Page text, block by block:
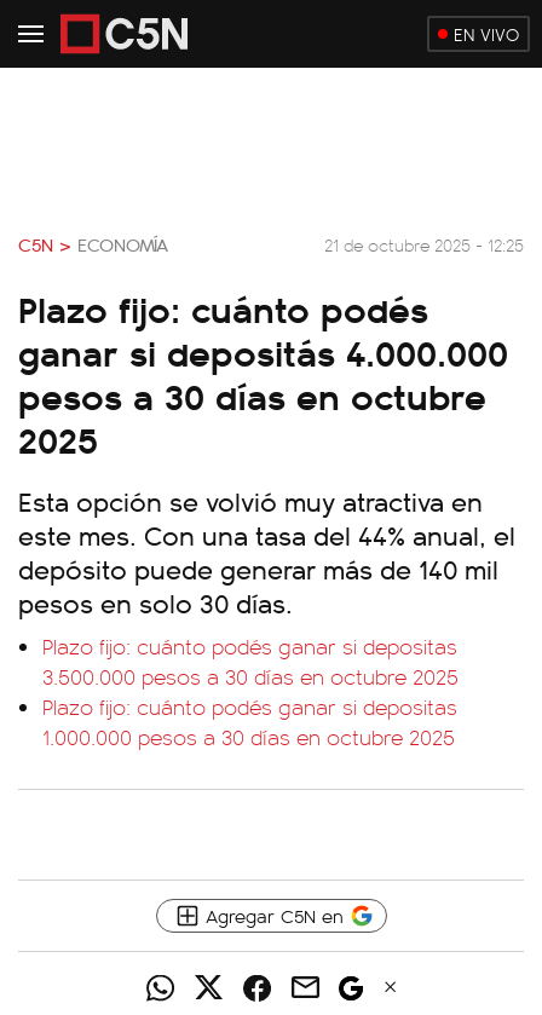
EN VIVO
C5N > ECONOMÍA 21 de octubre 2025 - 12:25
Plazo fijo: cuánto podés
ganar si depositás 4.000.000
pesos a 30 días en octubre
2025
Esta opción se volvió muy atractiva en
este mes. Con una tasa del 44% anual, el
depósito puede generar más de 140 mil
pesos en solo 30 días.
Plazo fijo: cuánto podés ganar si depositas
3.500.000 pesos a 30 días en octubre 2025
Plazo fijo: cuánto podés ganar si depositas
1.000.000 pesos a 30 días en octubre 2025
Agregar C5N en